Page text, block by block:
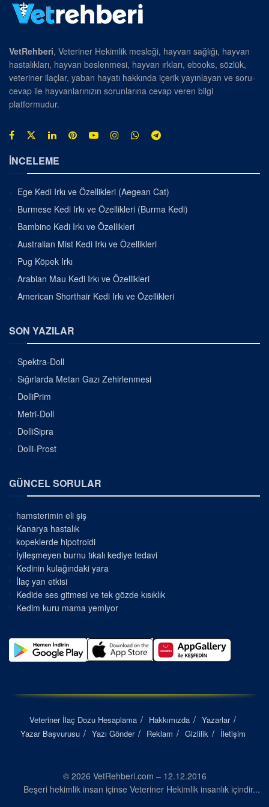
VetRehberi, Veteriner Hekimlik mesleği, hayvan sağlığı, hayvan
hastalıkları, hayvan beslenmesi, hayvan ırkları, ebooks, sözlük,
veteriner ilaçlar, yaban hayatı hakkında içerik yayınlayan ve soru-
cevap ile hayvanlarınızın sorunlarına cevap veren bilgi
platformudur.
İNCELEME
Ege Kedi Irkı ve Özellikleri (Aegean Cat)
Burmese Kedi Irkı ve Özellikleri (Burma Kedi)
Bambino Kedi Irkı ve Özellikleri
Australian Mist Kedi Irkı ve Özellikleri
Pug Köpek Irkı
Arabian Mau Kedi Irkı ve Özellikleri
American Shorthair Kedi Irkı ve Özellikleri
SON YAZILAR
Spektra-Doll
Sığırlarda Metan Gazı Zehirlenmesi
DolliPrim
Metri-Doll
DolliSipra
Dolli-Prost
GÜNCEL SORULAR
hamsterimin eli şiş
Kanarya hastalık
kopeklerde hipotroidi
İyileşmeyen burnu tıkalı kediye tedavi
Kedinin kulağındaki yara
İlaç yan etkisi
Kedide ses gitmesi ve tek gözde kısıklık
Kedim kuru mama yemiyor
Veteriner İlaç Dozu Hesaplama Hakkımızda
Yazarlar
Yazar Başvurusu
Yazı Gönder Reklam Gizlilik İletişim
© 2026 VetRehberi.com – 12.12.2016
Beşeri hekimlik insan içinse Veteriner Hekimlik insanlık içindir...